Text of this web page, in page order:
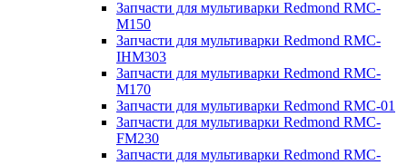
Запчасти для мультиварки Redmond RMC-
M150
Запчасти для мультиварки Redmond RMC-
IHM303
Запчасти для мультиварки Redmond RMC-
M170
Запчасти для мультиварки Redmond RMC-01
Запчасти для мультиварки Redmond RMC-
FM230
Запчасти для мультиварки Redmond RMC-